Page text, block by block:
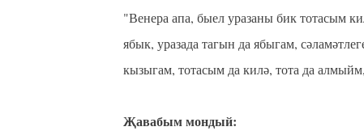
"Венера апа, быел уразаны бик тотасым
ябык, уразада тагын да ябыгам,
кызыгам, тотасым да килә, тота да
Җавабым мондый: ⁣⁣⠀